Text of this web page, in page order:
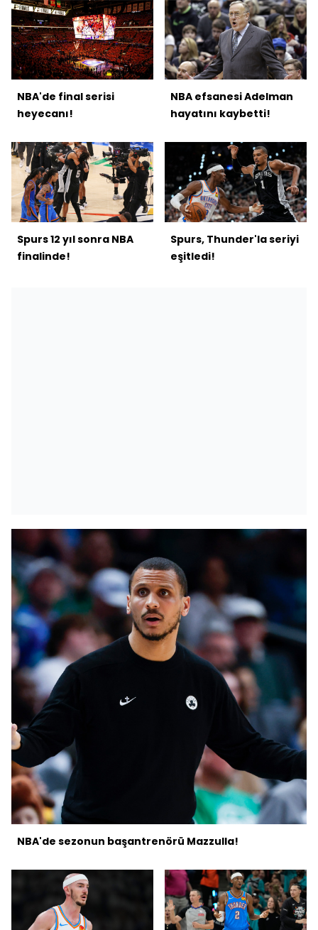
NBA'de final serisi
heyecanı!
NBA efsanesi Adelman
hayatını kaybetti!
Spurs 12 yıl sonra NBA
finalinde!
Spurs, Thunder'la seriyi
eşitledi!
NBA'de sezonun başantrenörü Mazzulla!